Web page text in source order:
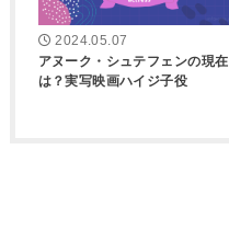
2024.05.07
アヌーク・シュテフェンの現在
は？実写映画ハイジ子役